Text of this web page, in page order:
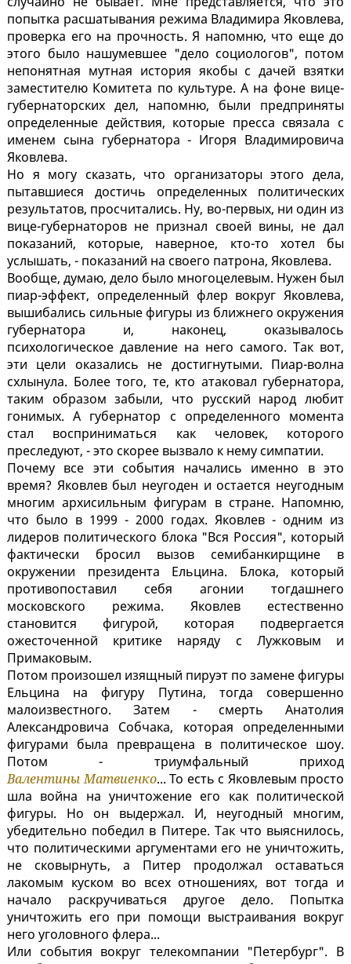
попытка расшатывания режима Владимира Яковлева,
проверка его на прочность. Я напомню, что еще до
этого было нашумевшее "дело социологов", потом
непонятная мутная история якобы с дачей взятки
заместителю Комитета по культуре. А на фоне вице-
губернаторских дел, напомню, были предприняты
определенные действия, которые пресса связала с
именем сына губернатора - Игоря Владимировича
Яковлева.
Но я могу сказать, что организаторы этого дела,
пытавшиеся достичь определенных политических
результатов, просчитались. Ну, во-первых, ни один из
вице-губернаторов не признал своей вины, не дал
показаний, которые, наверное, кто-то хотел бы
услышать, - показаний на своего патрона, Яковлева.
Вообще, думаю, дело было многоцелевым. Нужен был
пиар-эффект, определенный флер вокруг Яковлева,
вышибались сильные фигуры из ближнего окружения
губернатора и, наконец, оказывалось
психологическое давление на него самого. Так вот,
эти цели оказались не достигнутыми. Пиар-волна
схлынула. Более того, те, кто атаковал губернатора,
таким образом забыли, что русский народ любит
гонимых. А губернатор с определенного момента
стал восприниматься как человек, которого
преследуют, - это скорее вызвало к нему симпатии.
Почему все эти события начались именно в это
время? Яковлев был неугоден и остается неугодным
многим архисильным фигурам в стране. Напомню,
что было в 1999 - 2000 годах. Яковлев - одним из
лидеров политического блока "Вся Россия", который
фактически бросил вызов семибанкирщине в
окружении президента Ельцина. Блока, который
противопоставил себя агонии тогдашнего
московского режима. Яковлев естественно
становится фигурой, которая подвергается
ожесточенной критике наряду с Лужковым и
Примаковым.
Потом произошел изящный пируэт по замене фигуры
Ельцина на фигуру Путина, тогда совершенно
малоизвестного. Затем - смерть Анатолия
Александровича Собчака, которая определенными
фигурами была превращена в политическое шоу.
Потом - триумфальный приход
Валентины Матвиенко... То есть с Яковлевым просто
шла война на уничтожение его как политической
фигуры. Но он выдержал. И, неугодный многим,
убедительно победил в Питере. Так что выяснилось,
что политическими аргументами его не уничтожить,
не сковырнуть, а Питер продолжал оставаться
лакомым куском во всех отношениях, вот тогда и
начало раскручиваться другое дело. Попытка
уничтожить его при помощи выстраивания вокруг
него уголовного флера...
Или события вокруг телекомпании "Петербург". В